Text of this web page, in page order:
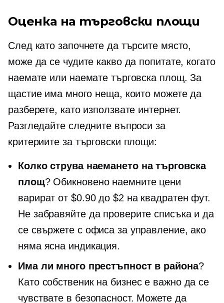
Оценка на търговски площи
След като започнете да търсите място,
може да се чудите какво да попитате, когато
наемате или наемате търговска площ. За
щастие има много неща, които можете да
разберете, като използвате интернет.
Разгледайте следните въпроси за
критериите за търговски площи:
Колко струва наемането на търговска
площ? Обикновено наемните цени
варират от $0.90 до $2 на квадратен фут.
Не забравяйте да проверите списъка и да
се свържете с офиса за управление, ако
няма ясна индикация.
Има ли много престъпност в района?
Като собственик на бизнес е важно да се
чувствате в безопасност. Можете да